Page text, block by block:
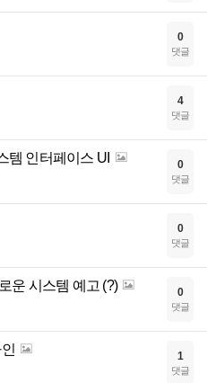
0
댓글
4
댓글
템 인터페이스 UI 0
댓글
0
댓글
운 시스템 예고 (?) 0
댓글
1
댓글